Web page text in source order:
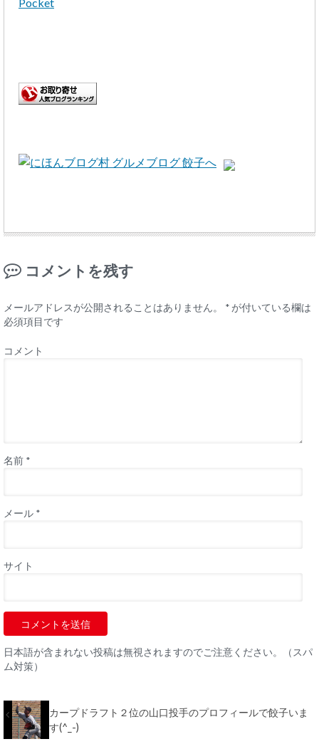
コメントを残す
メールアドレスが公開されることはありません。 * が付いている欄は
必須項目です
コメント
名前 *
メール *
サイト
日本語が含まれない投稿は無視されますのでご注意ください。（スパ
ム対策）
カープドラフト２位の山口投手のプロフィールで餃子いま
す(^_-)